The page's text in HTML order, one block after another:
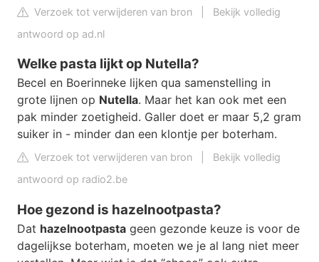
Verzoek tot verwijderen van bron
Bekijk volledig
antwoord op ad.nl
Welke pasta lijkt op Nutella?
Becel en Boerinneke lijken qua samenstelling in
grote lijnen op Nutella. Maar het kan ook met een
pak minder zoetigheid. Galler doet er maar 5,2 gram
suiker in - minder dan een klontje per boterham.
Verzoek tot verwijderen van bron
Bekijk volledig
antwoord op radio2.be
Hoe gezond is hazelnootpasta?
Dat hazelnootpasta geen gezonde keuze is voor de
dagelijkse boterham, moeten we je al lang niet meer